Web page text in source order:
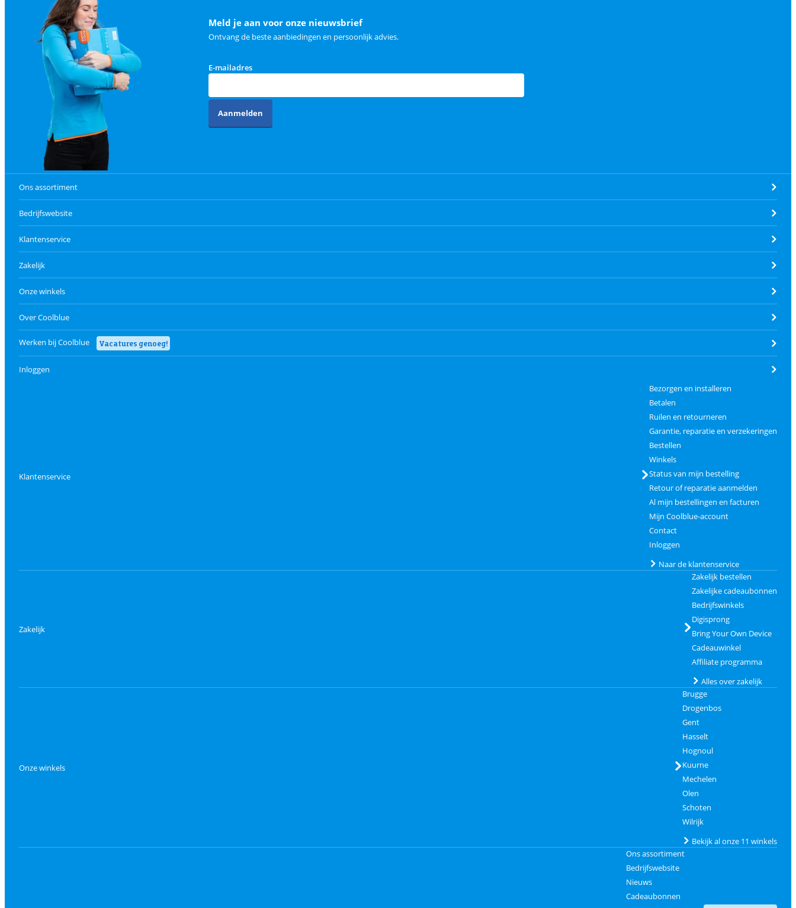
Meld je aan voor onze nieuwsbrief
Ontvang de beste aanbiedingen en persoonlijk advies.
E-mailadres
Aanmelden
Ons assortiment
Bedrijfswebsite
Klantenservice
Zakelijk
Onze winkels
Over Coolblue
Werken bij Coolblue Vacatures genoeg!
Inloggen
Klantenservice
Bezorgen en installeren
Betalen
Ruilen en retourneren
Garantie, reparatie en verzekeringen
Bestellen
Winkels
Status van mijn bestelling
Retour of reparatie aanmelden
Al mijn bestellingen en facturen
Mijn Coolblue-account
Contact
Inloggen
Naar de klantenservice
Zakelijk
Zakelijk bestellen
Zakelijke cadeaubonnen
Bedrijfswinkels
Digisprong
Bring Your Own Device
Cadeauwinkel
Affiliate programma
Alles over zakelijk
Onze winkels
Brugge
Drogenbos
Gent
Hasselt
Hognoul
Kuurne
Mechelen
Olen
Schoten
Wilrijk
Bekijk al onze 11 winkels
Ons assortiment
Bedrijfswebsite
Nieuws
Cadeaubonnen